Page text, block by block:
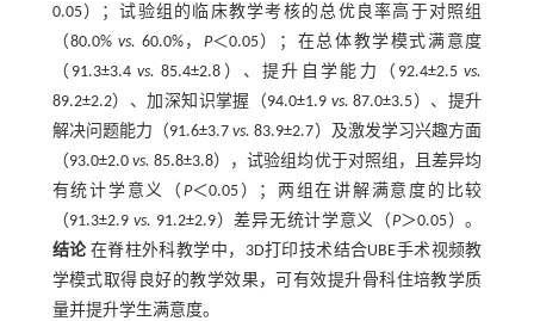
0.05）；试验组的临床教学考核的总优良率高于对照组
（80.0% vs. 60.0%， P＜0.05）；在总体教学模式满意度
（91.3±3.4vs. 85.4±2.8）、提升自学能力（92.4±2.5vs.
89.2±2.2）、加深知识掌握（94.0±1.9 vs. 87.0±3.5）、提升
解决问题能力（91.6±3.7vs. 83.9±2.7）及激发学习兴趣方面
（93.0±2.0 vs. 85.8±3.8），试验组均优于对照组，且差异均
有统计学意义（ P＜0.05）；两组在讲解满意度的比较
（91.3±2.9vs. 91.2±2.9）差异无统计学意义（P＞0.05）。
结论在脊柱外科教学中，3D打印技术结合UBE手术视频教
学模式取得良好的教学效果，可有效提升骨科住培教学质
量并提升学生满意度。